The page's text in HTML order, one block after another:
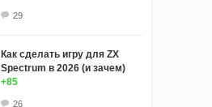
29
Как сделать игру для ZX
Spectrum в 2026 (и зачем)
+85
26